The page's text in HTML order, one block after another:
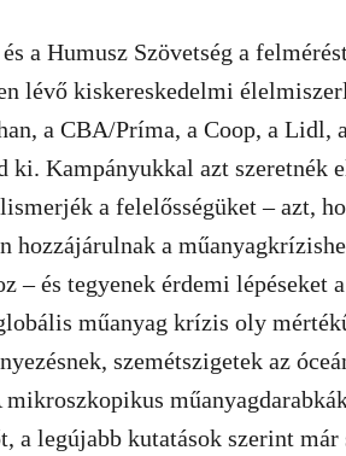
és a Humusz Szövetség a
lévő kiskereskedelmi
a CBA/Príma, a Coop, a Lidl,
ki. Kampányukkal azt szeretnék
a felelősségüket – azt,
hozzájárulnak a
– és tegyenek érdemi lépéseket
műanyag krízis oly
szemétszigetek az
a legújabb kutatások szerint